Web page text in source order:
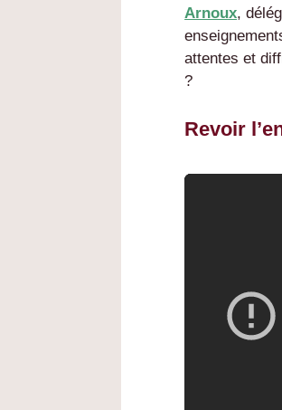
Arnoux,
attentes et
?
Revoir